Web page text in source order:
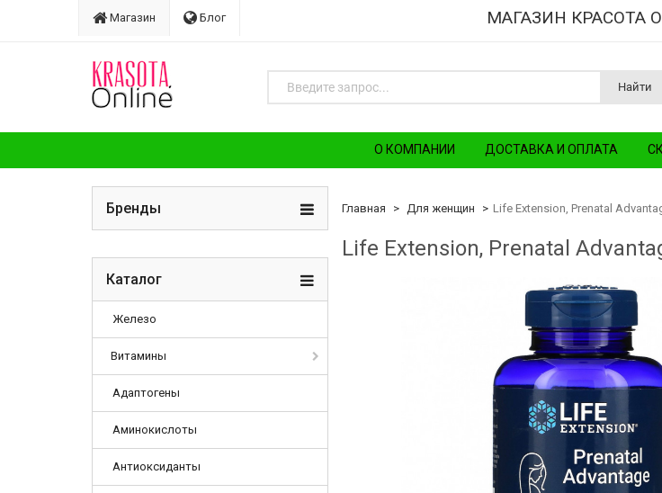
Магазин Блог МАГАЗИН КРАСОТА
Найти
О КОМПАНИИ ДОСТАВКА И ОПЛАТА
Бренды
Каталог
Железо
Витамины
Адаптогены
Аминокислоты
Антиоксиданты
Главная Для женщин Life Extension, Prenatal
Life Extension, Prenatal